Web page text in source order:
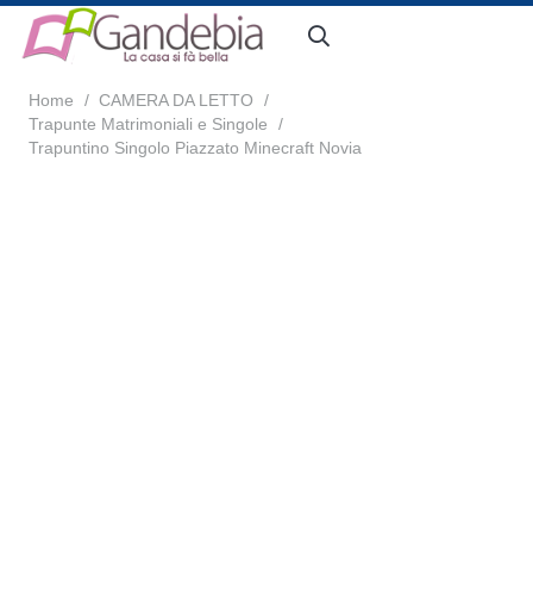
Home / CAMERA DA LETTO
/
Trapunte Matrimoniali e Singole
/
Trapuntino Singolo Piazzato Minecraft Novia